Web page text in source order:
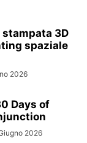
3D
spaziale
2026
Days of
2026